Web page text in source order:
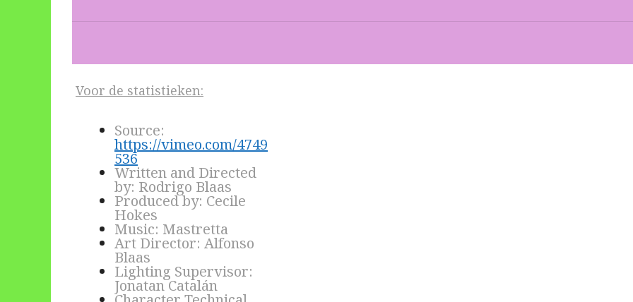
Voor de statistieken:
Source:
https://vimeo.com/4749
536
Written and Directed
by: Rodrigo Blaas
Produced by: Cecile
Hokes
Music: Mastretta
Art Director: Alfonso
Blaas
Lighting Supervisor:
Jonatan Catalán